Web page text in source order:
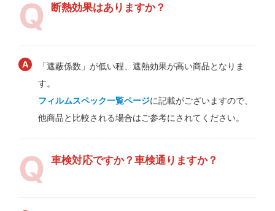
断熱効果はありますか？
「遮蔽係数」が低い程、遮熱効果が高い商品となりま
す。
フィルムスペック一覧ページに記載がございますので、
他商品と比較される場合はご参考にされてください。
車検対応ですか？車検通りますか？